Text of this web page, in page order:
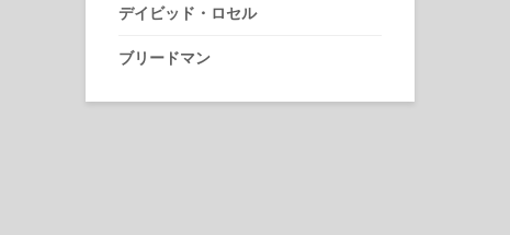
デイビッド・ロセル
ブリードマン